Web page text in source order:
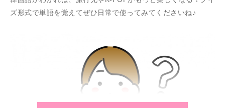
ズ形式で単語を覚えてぜひ日常で使ってみてくださいね♪